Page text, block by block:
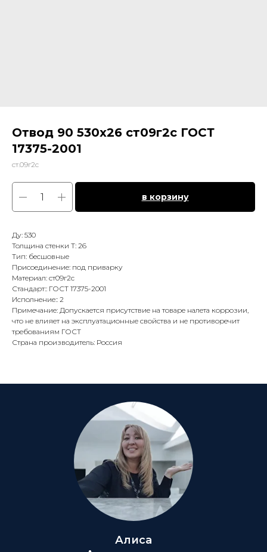
Отвод 90 530х26 ст09г2с ГОСТ
17375-2001
ст.09г2с
в корзину
Ду: 530
Толщина стенки Т: 26
Тип: бесшовные
Присоединение: под приварку
Материал: ст09г2с
Стандарт:: ГОСТ 17375-2001
Исполнение:: 2
Примечание: Допускается присутствие на товаре налета коррозии,
что не влияет на эксплуатационные свойства и не противоречит
требованиям ГОСТ
Страна производитель: Россия
Алиса